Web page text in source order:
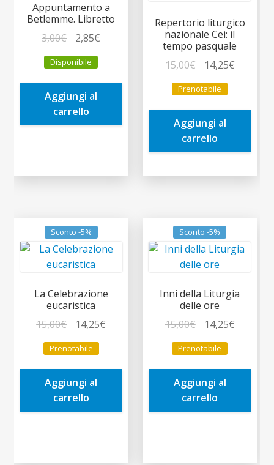
Appuntamento a
Betlemme. Libretto
3,00€
prezzo
originale
era:
3,00€.
2,85€
è:
Disponibile
Aggiungi al
carrello
Repertorio liturgico
nazionale Cei: il
tempo pasquale
15,00€
prezzo
originale
era:
15,00€.
14,25€Il
è:
Prenotabile
Aggiungi al
carrello
Sconto -5%
La Celebrazione
eucaristica
15,00€
prezzo
originale
era:
15,00€.
14,25€
è:
Prenotabile
Aggiungi al
carrello
Sconto -5%
Inni della Liturgia
delle ore
15,00€
prezzo
originale
era:
15,00€.
14,25€Il
è:
Prenotabile
Aggiungi al
carrello